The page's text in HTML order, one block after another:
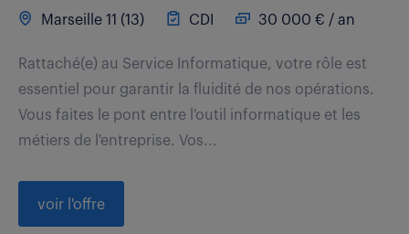
Marseille 11 (13) CDI 30 000 € / an
Rattaché(e) au Service Informatique, votre rôle est
essentiel pour garantir la fluidité de nos opérations.
Vous faites le pont entre l'outil informatique et les
métiers de l'entreprise. Vos...
voir l'offre